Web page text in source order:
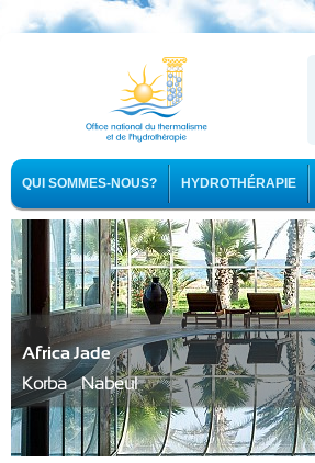
QUI SOMMES-NOUS? HYDROTHÉRAPIE
Africa Jade
Korba - Nabeul